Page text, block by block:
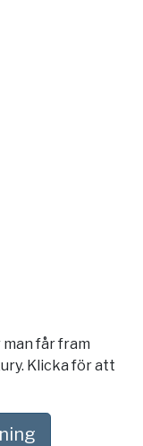
får fram
Klicka för att